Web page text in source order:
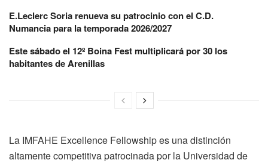
E.Leclerc Soria renueva su patrocinio con el C.D.
Numancia para la temporada 2026/2027
Este sábado el 12º Boina Fest multiplicará por 30 los
habitantes de Arenillas
La IMFAHE Excellence Fellowship es una distinción
altamente competitiva patrocinada por la Universidad de